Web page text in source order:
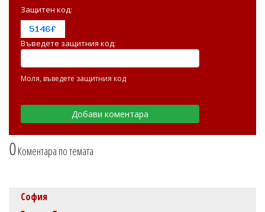
0Коментара по темата
Защитен код:
Въведете защитния код:
Моля, въведете защитния код
София